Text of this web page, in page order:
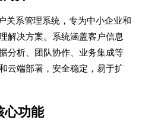
关系管理系统，专为中小企业和
解决方案。系统涵盖客户信息
分析、团队协作、业务集成等
云端部署，安全稳定，易于扩
心功能